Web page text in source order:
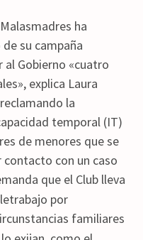
ha
su campaña
Gobierno «cuatro
explica Laura
la
temporal (IT)
de menores que se
contacto con un caso
que el Club lleva
por
familiares